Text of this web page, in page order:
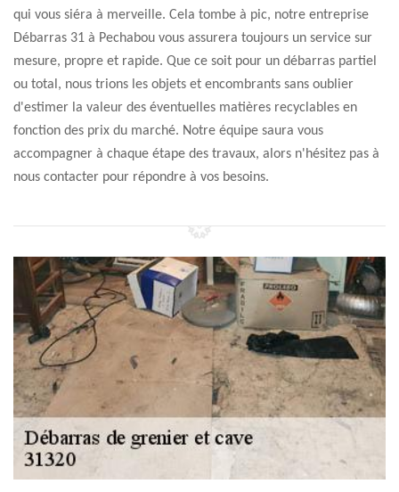
qui vous siéra à merveille. Cela tombe à pic, notre entreprise
Débarras 31 à Pechabou vous assurera toujours un service sur
mesure, propre et rapide. Que ce soit pour un débarras partiel
ou total, nous trions les objets et encombrants sans oublier
d'estimer la valeur des éventuelles matières recyclables en
fonction des prix du marché. Notre équipe saura vous
accompagner à chaque étape des travaux, alors n'hésitez pas à
nous contacter pour répondre à vos besoins.